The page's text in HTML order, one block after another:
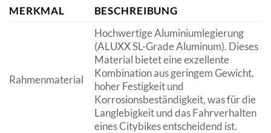
MERKMAL BESCHREIBUNG
Rahmenmaterial
Hochwertige Aluminiumlegierung
(ALUXX SL-Grade Aluminum). Dieses
Material bietet eine exzellente
Kombination aus geringem Gewicht,
hoher Festigkeit und
Korrosionsbeständigkeit, was für die
Langlebigkeit und das Fahrverhalten
eines Citybikes entscheidend ist.